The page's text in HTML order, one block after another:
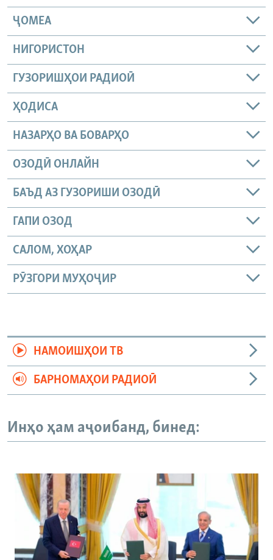
ҶОМEА
НИГОРИСТОН
ГУЗОРИШҲОИ РАДИОӢ
ҲОДИСА
НАЗАРҲО ВА БОВАРҲО
ОЗОДӢ ОНЛАЙН
БАЪД АЗ ГУЗОРИШИ ОЗОДӢ
ГАПИ ОЗОД
САЛОМ, ХОҲАР
РӮЗГОРИ МУҲОҶИР
НАМОИШҲОИ ТВ
БАРНОМАҲОИ РАДИОӢ
Инҳо ҳам аҷоибанд, бинед: